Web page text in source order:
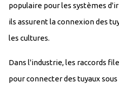
populaire pour les systèmes
ils assurent la connexion des
les cultures.
Dans l'industrie, les raccords
pour connecter des tuyaux